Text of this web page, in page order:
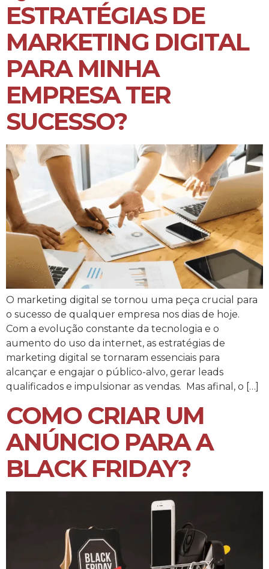
ESTRATÉGIAS DE
MARKETING DIGITAL
PARA MINHA
EMPRESA TER
SUCESSO?
O marketing digital se tornou uma peça crucial para
o sucesso de qualquer empresa nos dias de hoje.
Com a evolução constante da tecnologia e o
aumento do uso da internet, as estratégias de
marketing digital se tornaram essenciais para
alcançar e engajar o público-alvo, gerar leads
qualificados e impulsionar as vendas. Mas afinal, o […]
COMO CRIAR UM
ANÚNCIO PARA A
BLACK FRIDAY?